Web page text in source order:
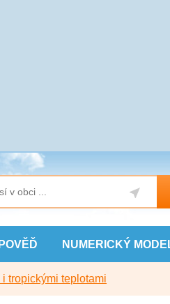
NUMERICKÝ
tropickými teplotami